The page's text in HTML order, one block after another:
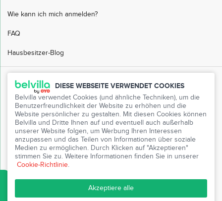
DIESE WEBSEITE VERWENDET COOKIES
Belvilla verwendet Cookies (und ähnliche Techniken), um die
Benutzerfreundlichkeit der Website zu erhöhen und die
Website persönlicher zu gestalten. Mit diesen Cookies können
Belvilla und Dritte Ihnen auf und eventuell auch außerhalb
unserer Website folgen, um Werbung Ihren Interessen
anzupassen und das Teilen von Informationen über soziale
Medien zu ermöglichen. Durch Klicken auf "Akzeptieren"
stimmen Sie zu. Weitere Informationen finden Sie in unserer
Cookie-Richtlinie.
Akzeptiere alle
Wie kann ich mich anmelden?
FAQ
Hausbesitzer-Blog
Kundendienst
FAQ
Kundenservice
Mein Belvilla
Presse
Freunde einladen